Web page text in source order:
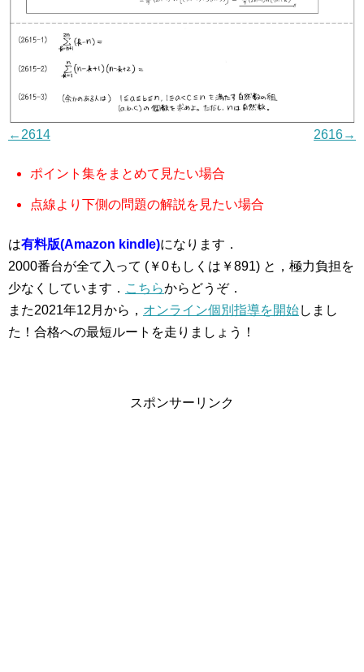
←2614 2616→
ポイント集をまとめて見たい場合
点線より下側の問題の解説を見たい場合
は有料版(Amazon kindle)になります．
2000番台が全て入って (￥0もしくは￥891) と，極力負担を
少なくしています． こちらからどうぞ．
また2021年12月から， オンライン個別指導を開始しまし
た！合格への最短ルートを走りましょう！
スポンサーリンク